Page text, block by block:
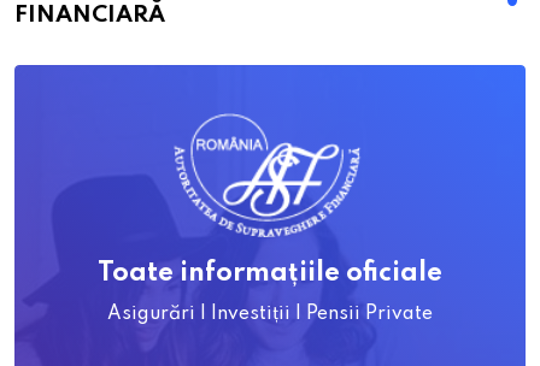
FINANCIARĂ
Toate informațiile oficiale
Asigurări | Investiții | Pensii Private